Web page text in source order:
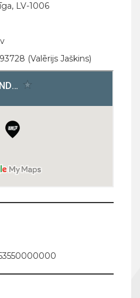
LV-1006
(Valērijs Jaškins)